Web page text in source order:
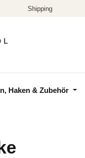
Haken & Zubehör